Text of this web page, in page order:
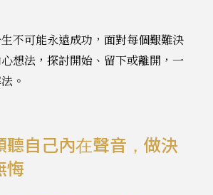
不可能永遠成功，面對每個艱難決
想法，探討開始、留下或離開，一
。
聽自己內在聲音，做決
悔